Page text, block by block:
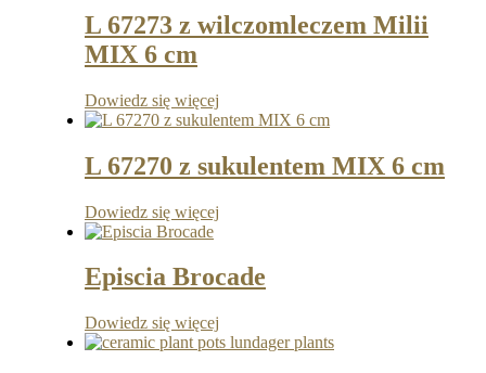
L 67273 z wilczomleczem Milii
MIX 6 cm
Dowiedz się więcej
L 67270 z sukulentem MIX 6 cm
Dowiedz się więcej
Episcia Brocade
Dowiedz się więcej